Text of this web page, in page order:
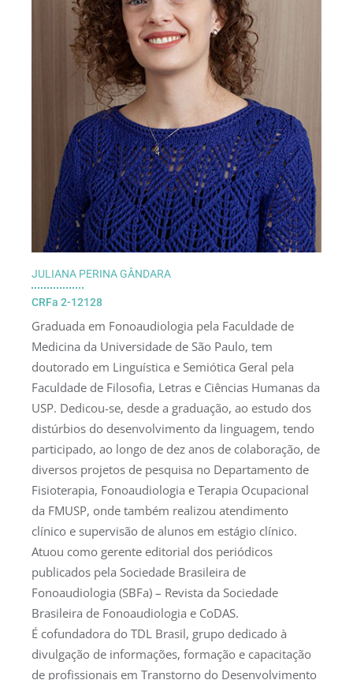
JULIANA PERINA GÂNDARA
CRFa 2-12128
Graduada em Fonoaudiologia pela Faculdade de
Medicina da Universidade de São Paulo, tem
doutorado em Linguística e Semiótica Geral pela
Faculdade de Filosofia, Letras e Ciências Humanas da
USP. Dedicou-se, desde a graduação, ao estudo dos
distúrbios do desenvolvimento da linguagem, tendo
participado, ao longo de dez anos de colaboração, de
diversos projetos de pesquisa no Departamento de
Fisioterapia, Fonoaudiologia e Terapia Ocupacional
da FMUSP, onde também realizou atendimento
clínico e supervisão de alunos em estágio clínico.
Atuou como gerente editorial dos periódicos
publicados pela Sociedade Brasileira de
Fonoaudiologia (SBFa) – Revista da Sociedade
Brasileira de Fonoaudiologia e CoDAS.
É cofundadora do TDL Brasil, grupo dedicado à
divulgação de informações, formação e capacitação
de profissionais em Transtorno do Desenvolvimento